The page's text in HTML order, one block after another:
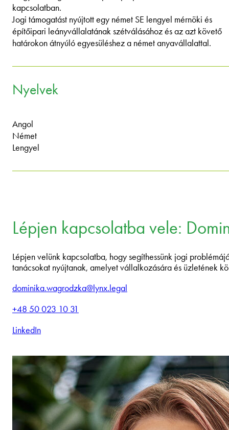
kapcsolatban.
Jogi támogatást nyújtott egy német SE lengyel mérnöki és
építőipari leányvállalatának szétválásához és az azt követő
határokon átnyúló egyesüléshez a német anyavállalattal.
Nyelvek
Angol
Német
Lengyel
Lépjen kapcsolatba vele:
Lépjen velünk kapcsolatba, hogy segíthessünk jogi
tanácsokat nyújtanak, amelyet vállalkozására és üzletének
dominika.wagrodzka@lynx.legal
+48 50 023 10 31
LinkedIn